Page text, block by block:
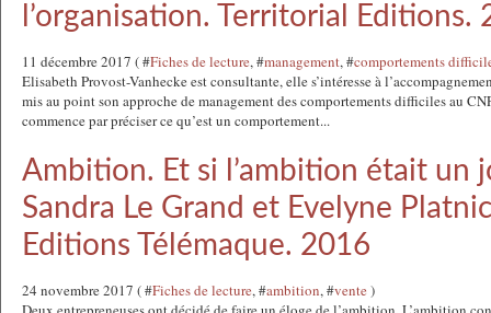
l’organisation. Territorial Editions.
11 décembre 2017 ( #Fiches de lecture, #management, #comportements
Elisabeth Provost-Vanhecke est consultante, elle s’intéresse à
mis au point son approche de management des comportements difficiles au
commence par préciser ce qu’est un comportement...
Ambition. Et si l’ambition était un
Sandra Le Grand et Evelyne
Editions Télémaque. 2016
24 novembre 2017 ( #Fiches de lecture, #ambition, #vente)